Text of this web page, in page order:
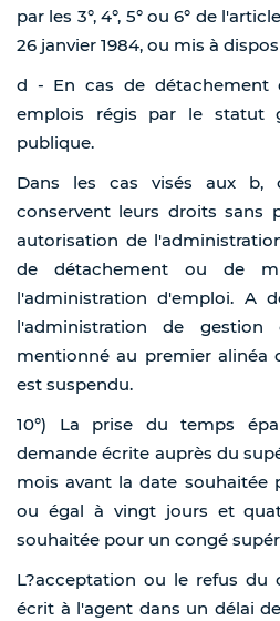
par les 3°, 4°, 5° ou 6° de
26 janvier 1984, ou mis à
d - En cas de détachement
emplois régis par le statut
publique.
Dans les cas visés aux b,
conservent leurs droits sans
autorisation de
de détachement ou de
l'administration d'emploi. A
l'administration de
mentionné au premier alinéa
est suspendu.
10°) La prise du temps
demande écrite auprès du
mois avant la date souhaitée
ou égal à vingt jours et
souhaitée pour un congé
L?acceptation ou le refus du
écrit à l'agent dans un délai